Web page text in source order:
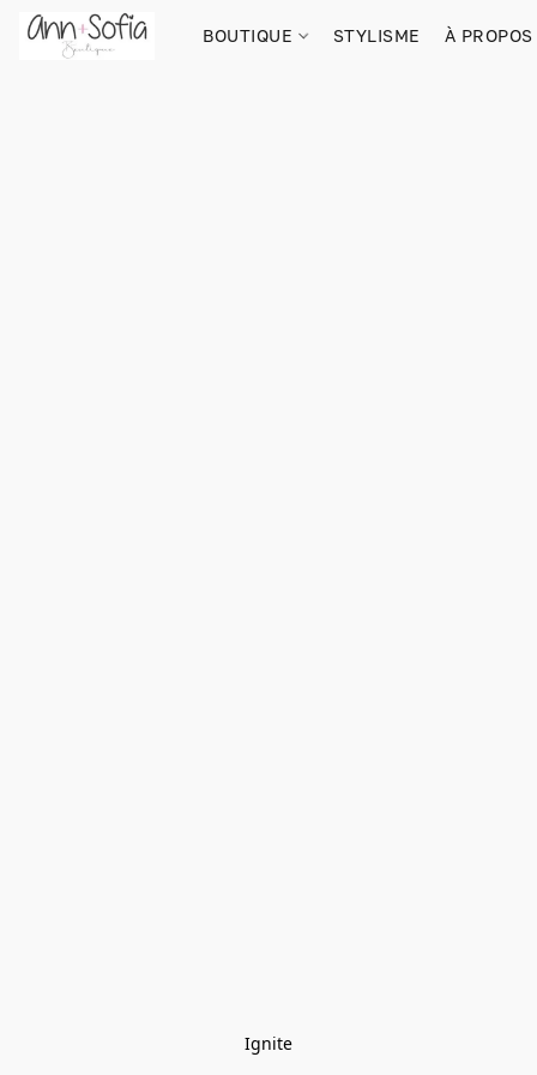
BOUTIQUE STYLISME À
Ignite